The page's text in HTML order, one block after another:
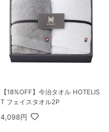
【18%OFF】今治タオル HOTELIS
T フェイスタオル2P
4,098円